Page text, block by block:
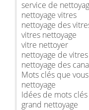
service de
nettoyage vitres
nettoyage des
vitres nettoyage
vitre nettoyer
nettoyage de vitres
nettoyage des
Mots clés que
nettoyage
Idées de mots clés
grand nettoyage